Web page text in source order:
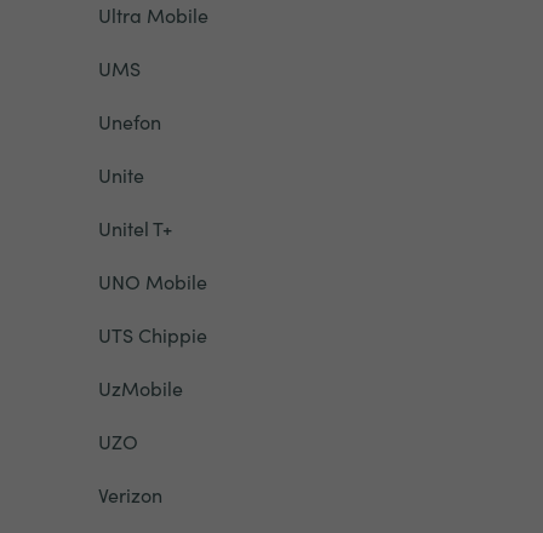
Ultra Mobile
UMS
Unefon
Unite
Unitel T+
UNO Mobile
UTS Chippie
UzMobile
UZO
Verizon